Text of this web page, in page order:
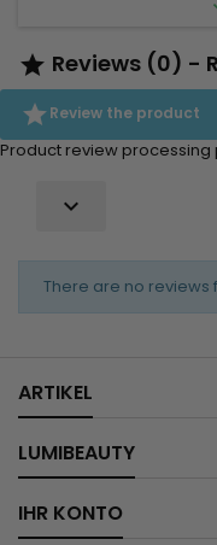
 Reviews (0) -
Review the product
Product review processing

There are no reviews
ARTIKEL
LUMIBEAUTY
IHR KONTO